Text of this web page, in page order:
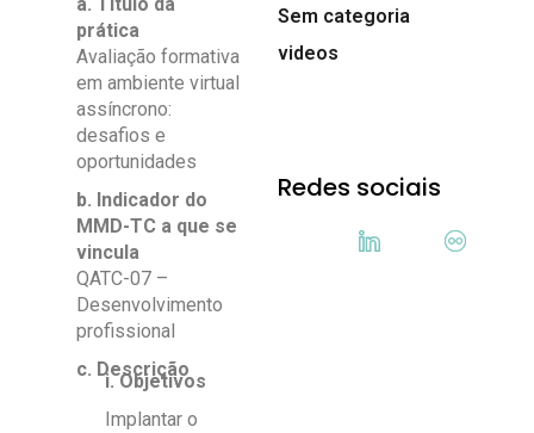
prática
Avaliação formativa
em ambiente virtual
assíncrono:
desafios e
oportunidades
b. Indicador do
MMD-TC a que se
vincula
QATC-07 –
Desenvolvimento
profissional
c. Descrição
i. Objetivos
Implantar o
Sem categoria
videos
Redes sociais